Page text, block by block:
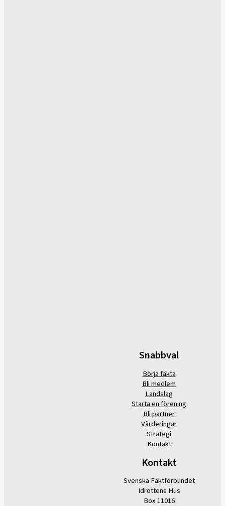
Snabbval
Börja fäkta
Bli medlem
Landslag
Starta en förening
Bli partner
Värderingar
Strategi
Kontakt
Kontakt
Svenska Fäktförbundet
Idrottens Hus
Box 11016